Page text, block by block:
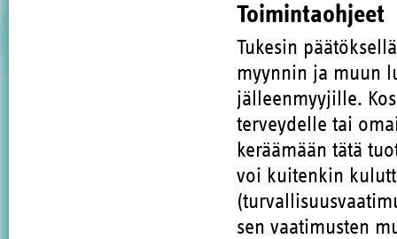
Toimintaohjeet
Tukesin
myynnin ja muun
jälleenmyyjille.
terveydelle tai
keräämään tätä
voi kuitenkin
sen vaatimusten